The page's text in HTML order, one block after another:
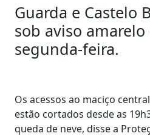
Guarda e Castelo
sob aviso
segunda-feira.
Os acessos ao maciço
estão cortados desde as
queda de neve, disse a